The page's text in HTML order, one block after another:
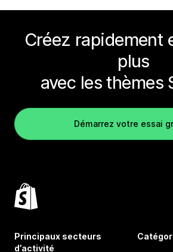
Créez rapidement
plus
avec les thèmes
Démarrez votre essai
Principaux secteurs
d’activité